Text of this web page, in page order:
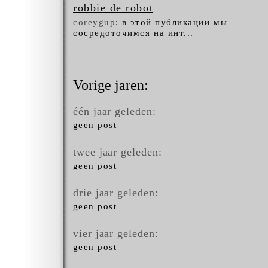
robbie de robot
coreygup: в этой публикации мы
сосредоточимся на инт...
Vorige jaren:
één jaar geleden:
geen post
twee jaar geleden:
geen post
drie jaar geleden:
geen post
vier jaar geleden:
geen post